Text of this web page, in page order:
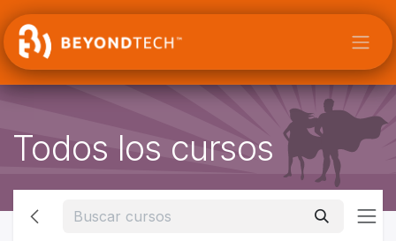
Ir al contenido
Todos los cursos